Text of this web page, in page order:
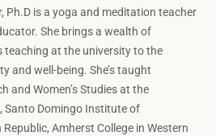
Ph.D is a yoga and meditation teacher
She brings a wealth of
teaching at the university to the
and well-being. She’s taught
and Women’s Studies at the
Santo Domingo Institute of
Amherst College in Western